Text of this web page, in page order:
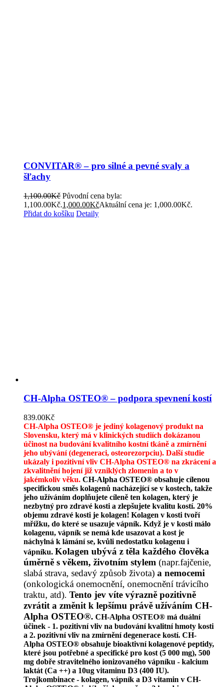
CONVITAR® – pro silné a pevné svaly a
šľachy
1,100.00Kč Původní cena byla:
1,100.00Kč.1,000.00KčAktuální cena je: 1,000.00Kč.
Přidat do košíku Detaily
CH-Alpha OSTEO® – podpora spevnení kostí
839.00Kč
CH-Alpha OSTEO® je jediný kolagenový produkt na
Slovensku, který má v klinických studiích dokázanou
účinost na budování kvalitního kostní tkáně a zmírnění
jeho ubývání (degeneraci, osteorezorpciu). Další studie
ukázaly i pozitivní vliv CH-Alpha OSTEO® na zkrácení a
zkvalitnění hojení již vzniklých zlomenin a to v
jakémkoliv věku. CH-Alpha OSTEO® obsahuje cílenou
specifickou směs kolagenů nacházející se v kostech, takže
jeho užíváním doplňujete cíleně ten kolagen, který je
nezbytný pro zdravé kosti a zlepšujete kvalitu kostí. 20%
objemu zdravé kosti je kolagen! Kolagen v kosti tvoří
mřížku, do které se usazuje vápník. Když je v kosti málo
kolagenu, vápník se nemá kde usazovat a kost je
náchylná k lámání se, kvůli nedostatku kolagenu i
vápníku. Kolagen ubývá z těla každého člověka
úměrně s věkem, životním stylem (napr.fajčenie,
slabá strava, sedavý způsob života) a nemocemi
(onkologická onemocnění, onemocnění trávicího
traktu, atd). Tento jev víte výrazně pozitivně
zvrátit a změnit k lepšímu právě užíváním CH-
Alpha OSTEO®. CH-Alpha OSTEO® má duální
účinek - 1. pozitivní vliv na budování kvalitní hmoty kosti
a 2. pozitivní vliv na zmírnění degenerace kostí. CH-
Alpha OSTEO® obsahuje bioaktivní kolagenové peptidy,
které jsou potřebné a specifické pro kost (5 000 mg), 500
mg dobře stravitelného ionizovaného vápníku - kalcium
laktát (Ca ++) a 10ug vitaminu D3 (400 IU).
Trojkombinace - kolagen, vápník a D3 vitamin v CH-